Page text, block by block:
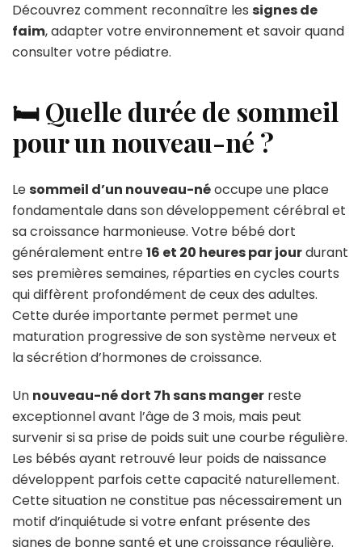
Découvrez comment reconnaître les signes de
faim, adapter votre environnement et savoir quand
consulter votre pédiatre.
🛏️ Quelle durée de sommeil
pour un nouveau-né ?
Lesommeil d’un nouveau-néoccupe une place
fondamentale dans son développement cérébral et
sa croissance harmonieuse. Votre bébé dort
généralement entre16 et 20 heures par jourdurant
ses premières semaines, réparties en cycles courts
qui diffèrent profondément de ceux des adultes.
Cette durée importante permet permet une
maturation progressive de son système nerveux et
la sécrétion d’hormones de croissance.
Un nouveau-né dort 7h sans manger reste
exceptionnel avant l’âge de 3 mois, mais peut
survenir si sa prise de poids suit une courbe régulière.
Les bébés ayant retrouvé leur poids de naissance
développent parfois cette capacité naturellement.
Cette situation ne constitue pas nécessairement un
motif d’inquiétude si votre enfant présente des
signes de bonne santé et une croissance régulière.